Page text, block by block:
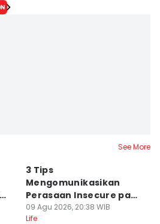
See More
3 Tips
Mengomunikasikan
Perasaan Insecure pada
Pasangan
09 Agu 2026, 20:38 WIB
Life